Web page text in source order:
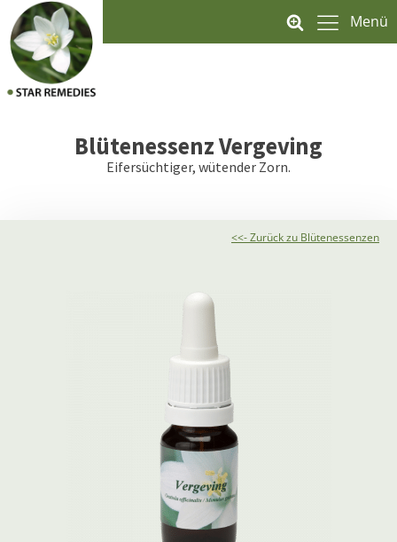
Menü
BlütenessenzVergeving
Eifersüchtiger, wütender Zorn.
<<- Zurück zu Blütenessenzen